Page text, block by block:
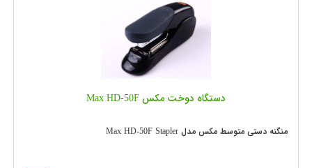
دستگاه دوخت مکس Max HD-50F
منگنه دستی متوسط مکس مدل Max HD-50F Stapler